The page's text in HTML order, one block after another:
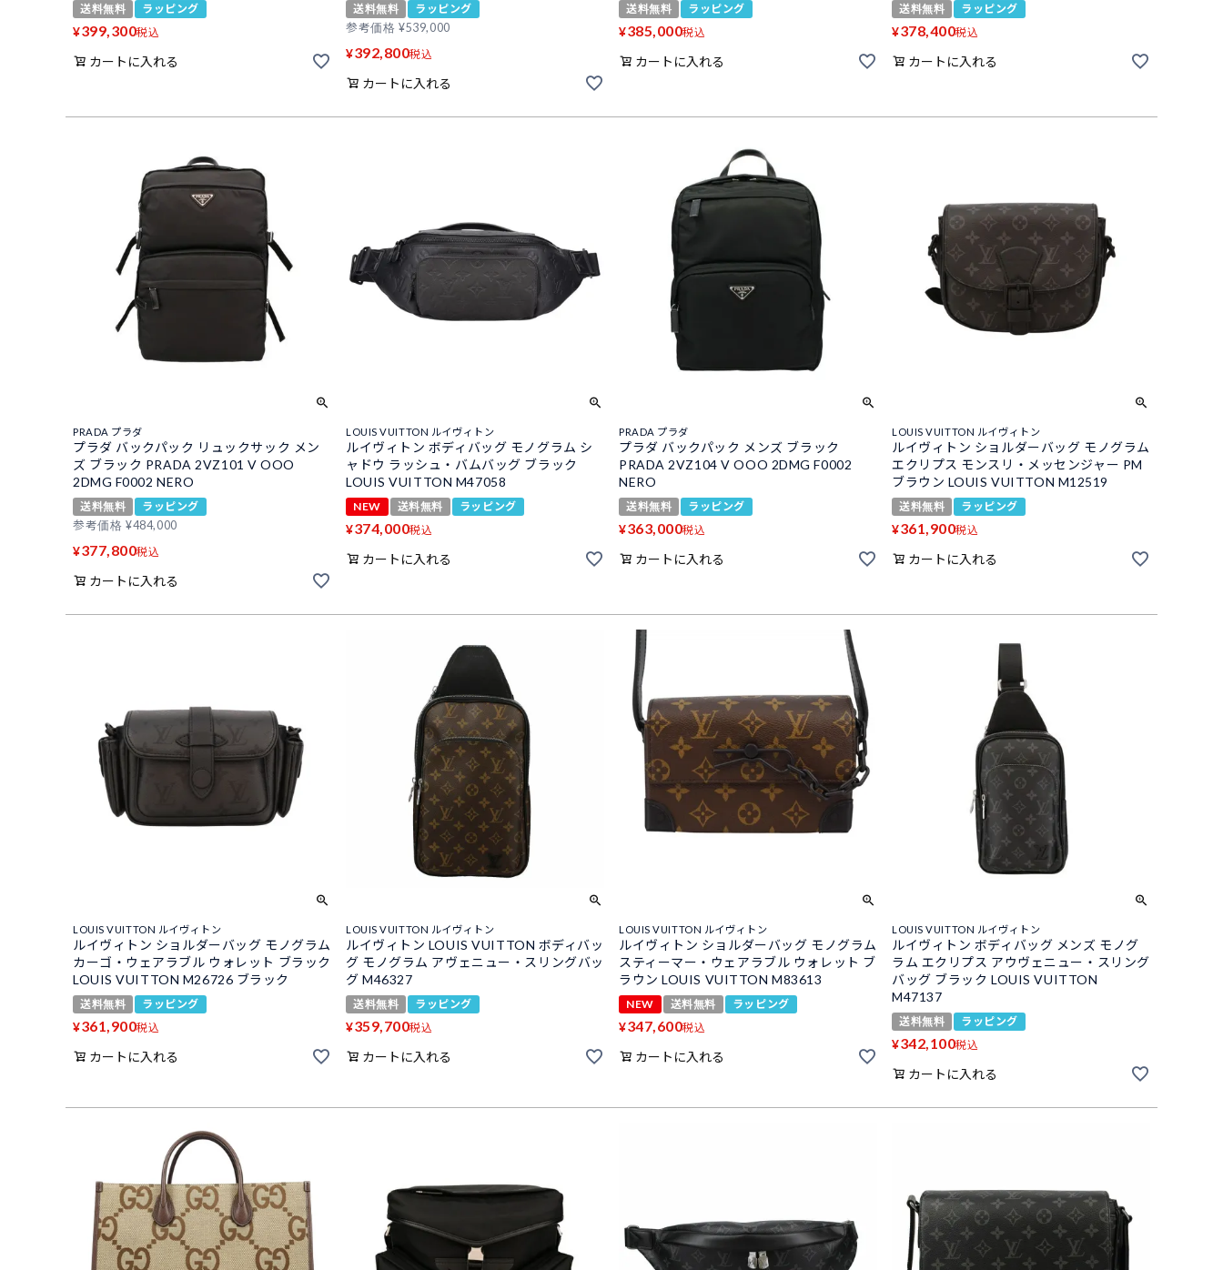
送料無料 ラッピング
¥399,300税込
カートに入れる
送料無料
ラッピング
参考価格 ¥539,000
¥392,800税込
カートに入れる
送料無料 ラッピング
¥385,000税込
カートに入れる
送料無料 ラッピング
¥378,400税込
カートに入れる
PRADA プラダ
プラダ バックパック リュックサック メン
ズ ブラック PRADA 2VZ101 V OOO
2DMG F0002 NERO
送料無料
ラッピング
参考価格 ¥484,000
¥377,800税込
カートに入れる
LOUIS VUITTON ルイヴィトン
ルイヴィトン ボディバッグ モノグラム シ
ャドウ ラッシュ・バムバッグ ブラック
LOUIS VUITTON M47058
NEW 送料無料 ラッピング
¥374,000税込
カートに入れる
PRADA プラダ
プラダ バックパック メンズ ブラック
PRADA 2VZ104 V OOO 2DMG F0002
NERO
送料無料 ラッピング
¥363,000税込
カートに入れる
LOUIS VUITTON ルイヴィトン
ルイヴィトン ショルダーバッグ モノグラム
エクリプス モンスリ・メッセンジャー PM
ブラウン LOUIS VUITTON M12519
送料無料 ラッピング
¥361,900税込
カートに入れる
LOUIS VUITTON ルイヴィトン
ルイヴィトン ショルダーバッグ モノグラム
カーゴ・ウェアラブル ウォレット ブラック
LOUIS VUITTON M26726 ブラック
送料無料 ラッピング
¥361,900税込
カートに入れる
LOUIS VUITTON ルイヴィトン
ルイヴィトン LOUIS VUITTON ボディバッ
グ モノグラム アヴェニュー・スリングバッ
グ M46327
送料無料 ラッピング
¥359,700税込
カートに入れる
LOUIS VUITTON ルイヴィトン
ルイヴィトン ショルダーバッグ モノグラム
スティーマー・ウェアラブル ウォレット ブ
ラウン LOUIS VUITTON M83613
NEW 送料無料 ラッピング
¥347,600税込
カートに入れる
LOUIS VUITTON ルイヴィトン
ルイヴィトン ボディバッグ メンズ モノグ
ラム エクリプス アウヴェニュー・スリング
バッグ ブラック LOUIS VUITTON
M47137
送料無料 ラッピング
¥342,100税込
カートに入れる